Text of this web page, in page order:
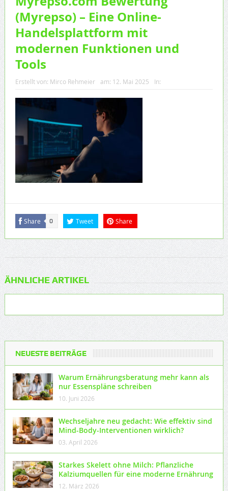
(Myrepso) – Eine Online-
Handelsplattform mit
modernen Funktionen und
Tools
Erstellt von: Mirco Rehmeier am: 12. Mai 2025 In:
Share 0 Tweet Share
ÄHNLICHE ARTIKEL
NEUESTE BEITRÄGE
Warum Ernährungsberatung mehr kann als
nur Essenspläne schreiben
10. Juni 2026
Wechseljahre neu gedacht: Wie effektiv sind
Mind-Body-Interventionen wirklich?
03. April 2026
Starkes Skelett ohne Milch: Pflanzliche
Kalziumquellen für eine moderne Ernährung
12. März 2026